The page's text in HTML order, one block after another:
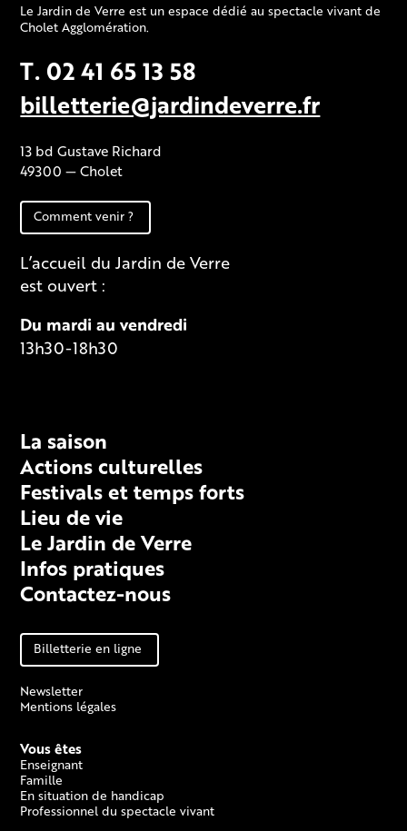
Le Jardin de Verre est un espace dédié au spectacle vivant de
Cholet Agglomération.
T. 02 41 65 13 58
billetterie@jardindeverre.fr
13 bd Gustave Richard
49300 — Cholet
Comment venir ?
L’accueil du Jardin de Verre
est ouvert :
Du mardi au vendredi
13h30-18h30
La saison
Actions culturelles
Festivals et temps forts
Lieu de vie
Le Jardin de Verre
Infos pratiques
Contactez-nous
Billetterie en ligne
Newsletter
Mentions légales
Vous êtes
Enseignant
Famille
En situation de handicap
Professionnel du spectacle vivant